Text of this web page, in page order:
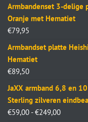
Armbandenset 3-delige
Oranje met Hematiet
€79,95
Armbandset platte
Hematiet
€89,50
JaXX armband 6,8 en
Sterling zilveren
€59,00 - €249,00